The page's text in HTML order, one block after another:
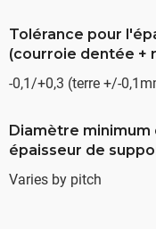
Tolérance pour
(courroie dentée +
-0,1/+0,3 (terre +/-
Diamètre minimum
épaisseur de
Varies by pitch